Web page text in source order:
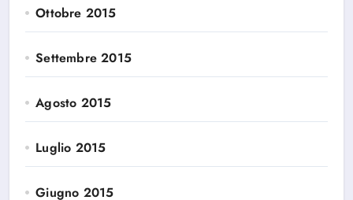
Ottobre 2015
Settembre 2015
Agosto 2015
Luglio 2015
Giugno 2015